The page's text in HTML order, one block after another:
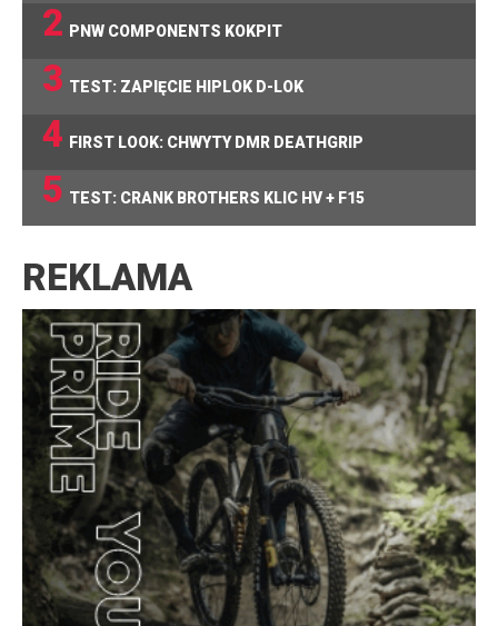
2 PNW COMPONENTS KOKPIT
3 TEST: ZAPIĘCIE HIPLOK D-LOK
4 FIRST LOOK: CHWYTY DMR DEATHGRIP
5 TEST: CRANK BROTHERS KLIC HV + F15
REKLAMA